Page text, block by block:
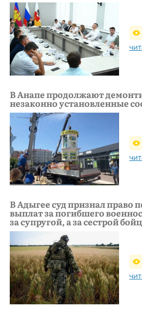
В Анапе продолжают
незаконно установленные
В Адыгее суд признал право
выплат за погибшего
за супругой, а за сестрой